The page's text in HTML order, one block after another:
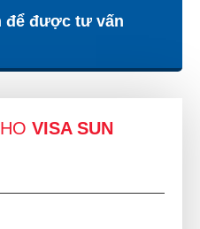
để được tư vấn
VISA SUN